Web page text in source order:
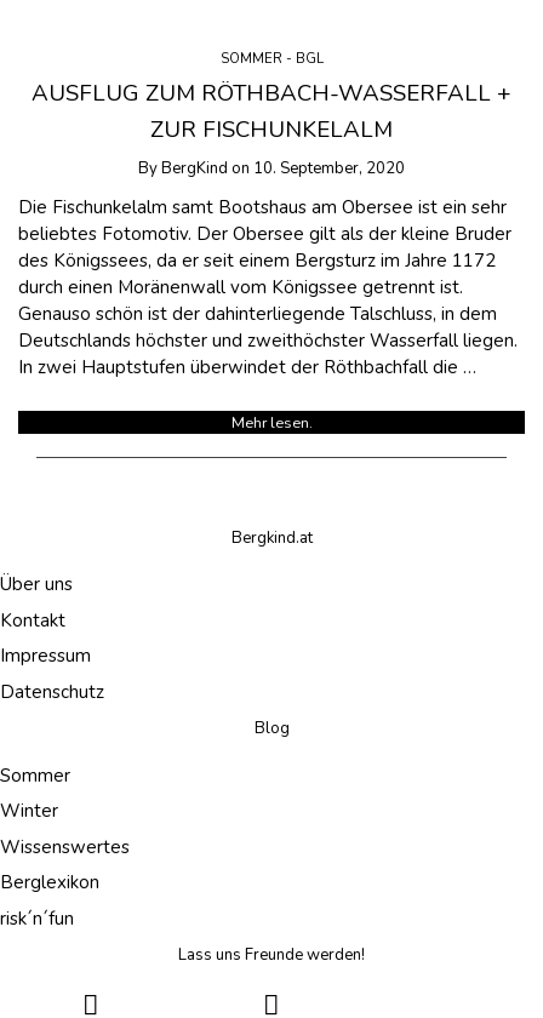
SOMMER - BGL
AUSFLUG ZUM RÖTHBACH-WASSERFALL +
ZUR FISCHUNKELALM
ByBergKind on 10. September, 2020
Die Fischunkelalm samt Bootshaus am Obersee ist ein sehr
beliebtes Fotomotiv. Der Obersee gilt als der kleine Bruder
des Königssees, da er seit einem Bergsturz im Jahre 1172
durch einen Moränenwall vom Königssee getrennt ist.
Genauso schön ist der dahinterliegende Talschluss, in dem
Deutschlands höchster und zweithöchster Wasserfall liegen.
In zwei Hauptstufen überwindet der Röthbachfall die …
Mehr lesen.
Bergkind.at
Über uns
Kontakt
Impressum
Datenschutz
Blog
Sommer
Winter
Wissenswertes
Berglexikon
risk´n´fun
Lass uns Freunde werden!